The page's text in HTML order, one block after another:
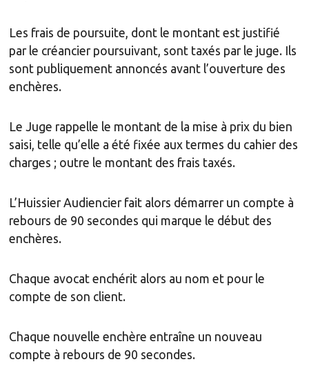
Les frais de poursuite, dont le montant est justifié
par le créancier poursuivant, sont taxés par le juge. Ils
sont publiquement annoncés avant l’ouverture des
enchères.
Le Juge rappelle le montant de la mise à prix du bien
saisi, telle qu’elle a été fixée aux termes du cahier des
charges ; outre le montant des frais taxés.
L’Huissier Audiencier fait alors démarrer un compte à
rebours de 90 secondes qui marque le début des
enchères.
Chaque avocat enchérit alors au nom et pour le
compte de son client.
Chaque nouvelle enchère entraîne un nouveau
compte à rebours de 90 secondes.